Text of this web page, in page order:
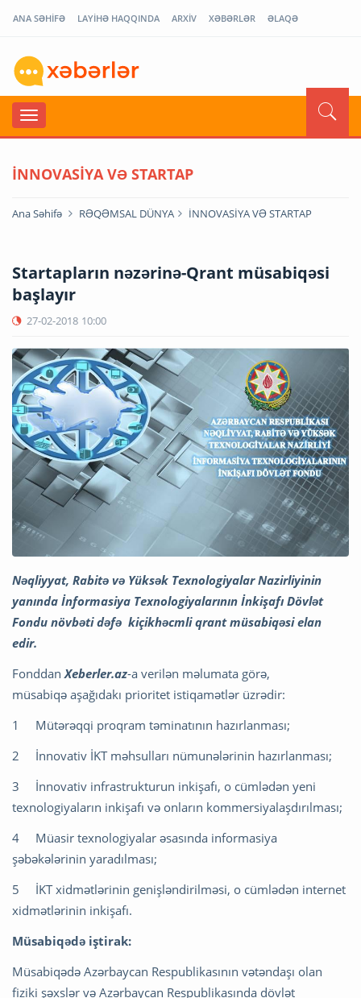
ANA SƏHİFƏ LAYİHƏ HAQQINDA ARXİV XƏBƏRLƏR ƏLAQƏ
İNNOVASİYA VƏ STARTAP
Ana Səhifə RƏQƏMSAL DÜNYA İNNOVASİYA VƏ STARTAP
Startapların nəzərinə-Qrant müsabiqəsi
başlayır
27-02-2018 10:00
Nəqliyyat, Rabitə və Yüksək Texnologiyalar Nazirliyinin
yanında İnformasiya Texnologiyalarının İnkişafı Dövlət
Fondu növbəti dəfə kiçikhəcmli qrant müsabiqəsi elan
edir.
Fonddan Xeberler.az-a verilən məlumata görə,
müsabiqə aşağıdakı prioritet istiqamətlər üzrədir:
1 Mütərəqqi proqram təminatının hazırlanması;
2 İnnovativ İKT məhsulları nümunələrinin hazırlanması;
3 İnnovativ infrastrukturun inkişafı, o cümlədən yeni
texnologiyaların inkişafı və onların kommersiyalaşdırılması;
4 Müasir texnologiyalar əsasında informasiya
şəbəkələrinin yaradılması;
5 İKT xidmətlərinin genişləndirilməsi, o cümlədən internet
xidmətlərinin inkişafı.
Müsabiqədə iştirak:
Müsabiqədə Azərbaycan Respublikasının vətəndaşı olan
fiziki şəxslər və Azərbaycan Respublikasında dövlət